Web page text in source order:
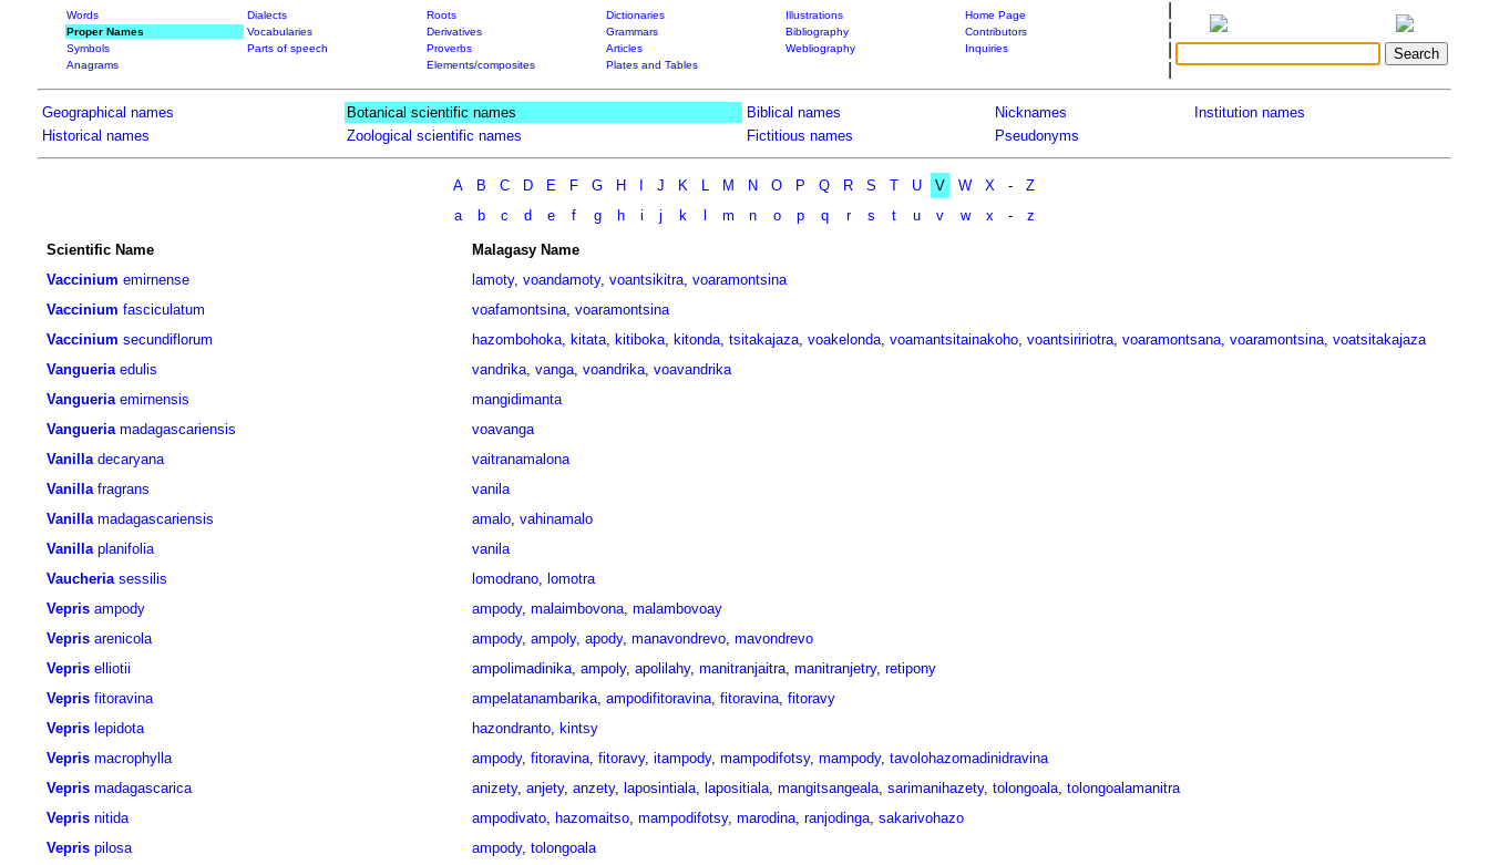
Words Dialects Roots Dictionaries Illustrations
Home Page
Proper Names
Vocabularies Derivatives Grammars Bibliography
Contributors
Symbols
Parts of speech Proverbs Articles Webliography
Inquiries
Anagrams
Elements/composites Plates and Tables
Geographical names Botanical scientific names Biblical names Nicknames
Institution names
Historical names
Zoological scientific names Fictitious names Pseudonyms
A B C D E F G H J K L M N O P Q R S T U V W X -
Z
a
b c d e f g h i j k m n o p q r s t u v w x - z
Scientific Name
Malagasy Name
Vaccinium emirnense lamoty, voandamoty, voantsikitra, voaramontsina
Vaccinium fasciculatum voafamontsina, voaramontsina
Vaccinium secundiflorum hazombohoka, kitata, kitiboka, kitonda, tsitakajaza, voakelonda, voamantsitainakoho, voantsiririotra, voaramontsana, voaramontsina, voatsitakajaza
Vangueria edulis vandrika, vanga, voandrika, voavandrika
Vangueria emirnensis
mangidimanta
Vangueria madagascariensis
voavanga
Vanilla decaryana
vaitranamalona
Vanilla fragrans
vanila
Vanilla madagascariensis amalo, vahinamalo
Vanilla planifolia
vanila
Vaucheria sessilis lomodrano, lomotra
Vepris ampody ampody, malaimbovona, malambovoay
Vepris arenicola ampody, ampoly, apody, manavondrevo, mavondrevo
Vepris elliotii ampolimadinika, ampoly, apolilahy, manitranjaitra, manitranjetry, retipony
Vepris fitoravina ampelatanambarika, ampodifitoravina, fitoravina, fitoravy
Vepris lepidota hazondranto, kintsy
Vepris macrophylla ampody, fitoravina, fitoravy, itampody, mampodifotsy, mampody, tavolohazomadinidravina
Vepris madagascarica anizety, anjety, anzety, laposintiala, lapositiala, mangitsangeala, sarimanihazety, tolongoala, tolongoalamanitra
Vepris nitida ampodivato, hazomaitso, mampodifotsy, marodina, ranjodinga, sakarivohazo
Vepris pilosa ampody, tolongoala